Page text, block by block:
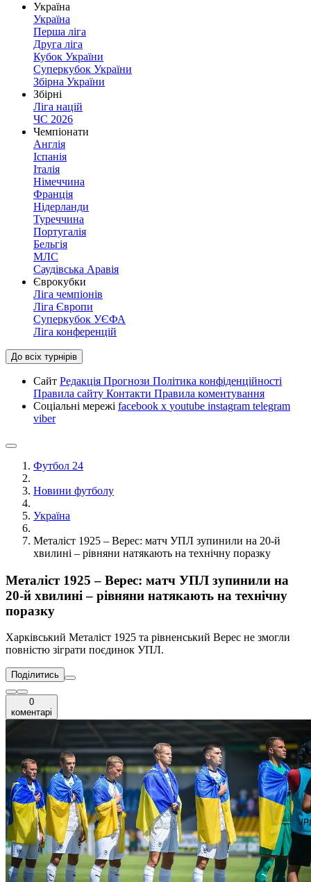
Україна
Україна
Перша ліга
Друга ліга
Кубок України
Суперкубок України
Збірна України
Збірні
Ліга націй
ЧС 2026
Чемпіонати
Англія
Іспанія
Італія
Німеччина
Франція
Нідерланди
Туреччина
Португалія
Бельгія
МЛС
Саудівська Аравія
Єврокубки
Ліга чемпіонів
Ліга Європи
Суперкубок УЄФА
Ліга конференцій
До всіх турнірів
Сайт Редакція Прогнози Політика конфіденційності
Правила сайту Контакти Правила коментування
Соціальні мережі facebook x youtube instagram telegram
viber
Футбол 24
Новини футболу
Україна
Металіст 1925 – Верес: матч УПЛ зупинили на 20-й
хвилині – рівняни натякають на технічну поразку
Металіст 1925 – Верес: матч УПЛ зупинили на
20-й хвилині – рівняни натякають на технічну
поразку
Харківський Металіст 1925 та рівненський Верес не змогли
повністю зіграти поєдинок УПЛ.
Поділитись
0
коментарі